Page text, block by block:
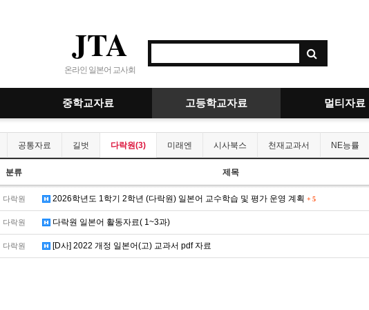
JTA
온라인 일본어 교사회
중학교자료 고등학교자료 멀티자료
공통자료 길벗 다락원(3) 미래엔 시사북스 천재교과서 NE능률
분류 제목
다락원 2026학년도 1학기 2학년 (다락원) 일본어 교수학습 및 평가 운영 계획 + 5
다락원 다락원 일본어 활동자료( 1~3과)
다락원 [D사] 2022 개정 일본어(고) 교과서 pdf 자료